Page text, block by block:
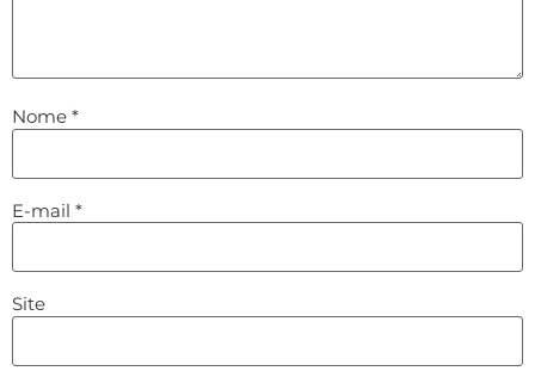
Nome *
E-mail *
Site